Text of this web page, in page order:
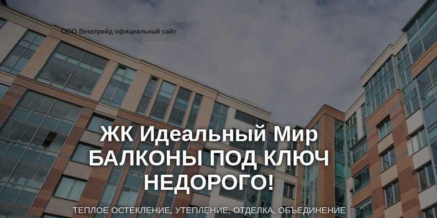
ООО Векатрейд официальный сайт
ЖК Идеальный Мир
БАЛКОНЫ ПОД КЛЮЧ
НЕДОРОГО!
ТЕПЛОЕ ОСТЕКЛЕНИЕ, УТЕПЛЕНИЕ, ОТДЕЛКА, ОБЪЕДИНЕНИЕ